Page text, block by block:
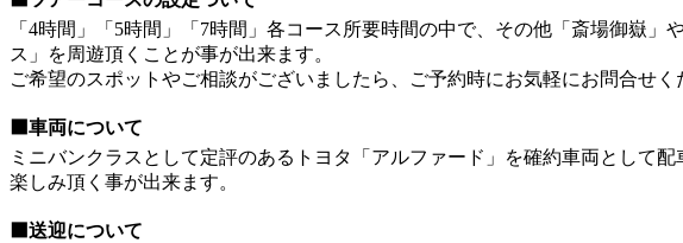
「4時間」「5時間」「7時間」各コース所要時間の中で、その他「斎場御嶽
ス」を周遊頂くことが事が出来ます。
ご希望のスポットやご相談がございましたら、ご予約時にお気軽にお問合せく
⬛車両について
ミニバンクラスとして定評のあるトヨタ「アルファード」を確約車両として
楽しみ頂く事が出来ます。
⬛送迎について